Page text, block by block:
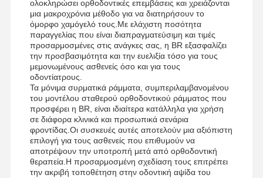
ολοκληρώσει ορθοδοντικές επεμβάσεις και χρειάζονται
μια μακροχρόνια μέθοδο για να διατηρήσουν το
όμορφο χαμόγελό τους.Με ελάχιστη ποσότητα
παραγγελίας που είναι διαπραγματεύσιμη και τιμές
προσαρμοσμένες στις ανάγκες σας, η BR εξασφαλίζει
την προσβασιμότητα και την ευελιξία τόσο για τους
μεμονωμένους ασθενείς όσο και για τους
οδοντίατρους.
Τα μόνιμα συρματικά ράμματα, συμπεριλαμβανομένου
του μοντέλου σταθερού ορθοδοντικού ράμματος που
προσφέρει η BR, είναι ιδιαίτερα κατάλληλα για χρήση
σε διάφορα κλινικά και προσωπικά σενάρια
φροντίδας.Οι συσκευές αυτές αποτελούν μια αξιόπιστη
επιλογή για τους ασθενείς που επιθυμούν να
αποτρέψουν την υποτροπή μετά από ορθοδοντική
θεραπεία.Η προσαρμοσμένη σχεδίαση τους επιτρέπει
την ακριβή τοποθέτηση στην οδοντική αψίδα του